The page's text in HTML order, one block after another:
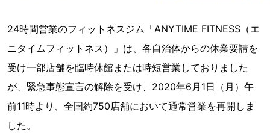
24時間営業のフィットネスジム「ANYTIME FITNESS（エ
ニタイムフィットネス）」は、各自治体からの休業要請を
受け一部店舗を臨時休館または時短営業しておりました
が、緊急事態宣言の解除を受け、2020年6月1日（月）午
前11時より、全国約750店舗において通常営業を再開しま
した。